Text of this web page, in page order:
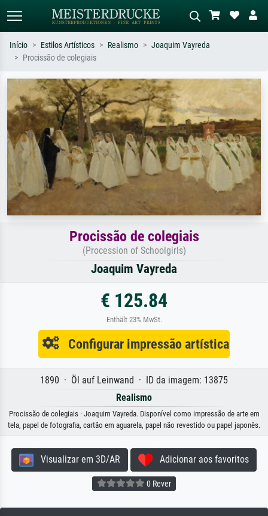
Pesquise por artista, título ou estilo –
ex: Monet, Noite Estrelada,
impressionismo, onda de Hokusai, nu.
Descreva a cena – ex: prado verde,
abstrato com muito vermelho, pintura
a óleo escura, nu em pé ao lado de
uma árvore.
Início Estilos Artísticos Realismo
Joaquim Vayreda
Procissão de colegiais
Procissão de colegiais
(Procession of Schoolgirls)
Joaquim Vayreda
€ 125.84
Enthält 23% MwSt.
Configurar impressão artística
1890 · Öl auf Leinwand · ID da imagem: 13875
Realismo
Procissão de colegiais · Joaquim Vayreda. Disponível como impressão de arte em
tela, papel de fotografia, cartão em aguarela, papel não revestido ou papel japonês.
Visualizar em 3D/AR Adicionar aos favoritos
0 Rever